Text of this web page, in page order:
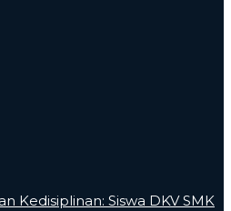
Kedisiplinan: Siswa DKV SMK